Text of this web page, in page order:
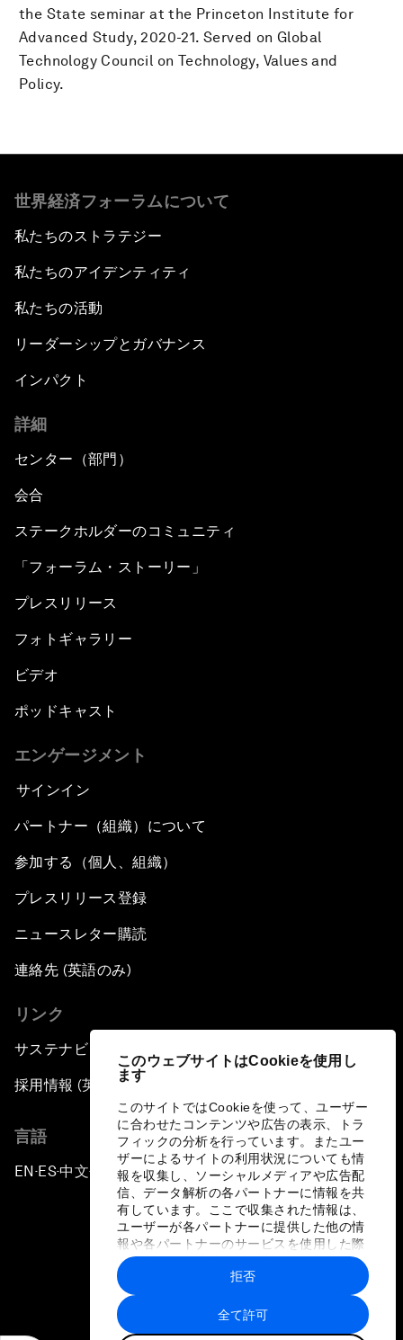
このウェブサイトはCookieを使用し
ます
このサイトではCookieを使って、ユーザー
に合わせたコンテンツや広告の表示、トラ
フィックの分析を行っています。またユー
ザーによるサイトの利用状況についても情
報を収集し、ソーシャルメディアや広告配
信、データ解析の各パートナーに情報を共
有しています。ここで収集された情報は、
ユーザーが各パートナーに提供した他の情
報や各パートナーのサービスを使用した際
に収集された情報と組み合わされ、各パー
トナーによって使用されることがありま
す。
全て許可
拒否
the State seminar at the Princeton Institute for
Advanced Study, 2020-21. Served on Global
Technology Council on Technology, Values and
Policy.
世界経済フォーラムについて
私たちのストラテジー
私たちのアイデンティティ
私たちの活動
リーダーシップとガバナンス
インパクト
詳細
センター（部門）
会合
ステークホルダーのコミュニティ
「フォーラム・ストーリー」
プレスリリース
フォトギャラリー
ビデオ
ポッドキャスト
エンゲージメント
サインイン
パートナー（組織）について
参加する（個人、組織）
プレスリリース登録
ニュースレター購読
連絡先 (英語のみ)
リンク
サステナビリティへの取り組み
採用情報 (英語のみ)
言語
EN ▪ES▪中文▪ 日本語
プライバシーポリシーと利用規約
サイトマップ